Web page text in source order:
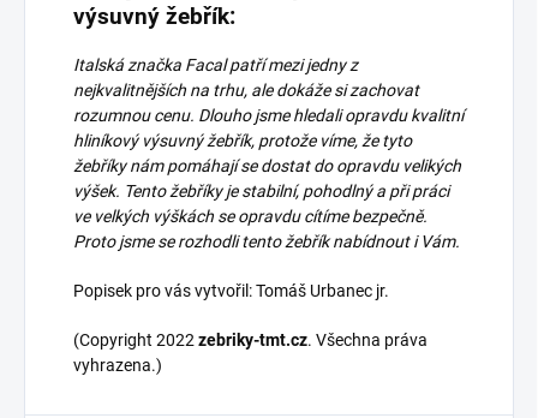
výsuvný žebřík:
Italská značka Facal patří mezi jedny z
nejkvalitnějších na trhu, ale dokáže si zachovat
rozumnou cenu. Dlouho jsme hledali opravdu kvalitní
hliníkový výsuvný žebřík, protože víme, že tyto
žebříky nám pomáhají se dostat do opravdu velikých
výšek. Tento žebříky je stabilní, pohodlný a při práci
ve velkých výškách se opravdu cítíme bezpečně.
Proto jsme se rozhodli tento žebřík nabídnout i Vám.
Popisek pro vás vytvořil: Tomáš Urbanec jr.
(Copyright 2022 zebriky-tmt.cz. Všechna práva
vyhrazena.)